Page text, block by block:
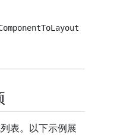
表。以下示例展